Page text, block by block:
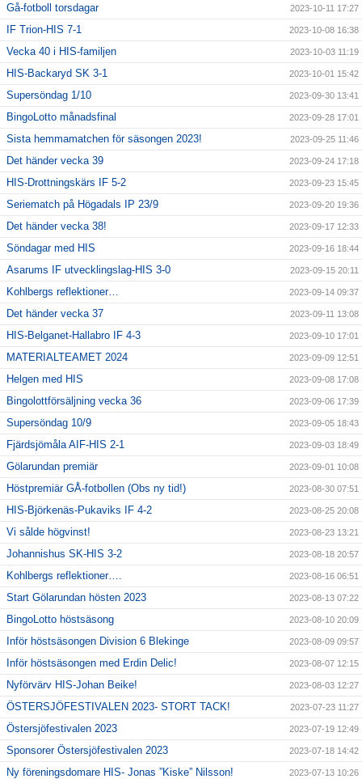
Gå-fotboll torsdagar 2023-10-11 17:27
IF Trion-HIS 7-1 2023-10-08 16:38
Vecka 40 i HIS-familjen 2023-10-03 11:19
HIS-Backaryd SK 3-1 2023-10-01 15:42
Supersöndag 1/10 2023-09-30 13:41
BingoLotto månadsfinal 2023-09-28 17:01
Sista hemmamatchen för säsongen 2023! 2023-09-25 11:46
Det händer vecka 39 2023-09-24 17:18
HIS-Drottningskärs IF 5-2 2023-09-23 15:45
Seriematch på Högadals IP 23/9 2023-09-20 19:36
Det händer vecka 38! 2023-09-17 12:33
Söndagar med HIS 2023-09-16 18:44
Asarums IF utvecklingslag-HIS 3-0 2023-09-15 20:11
Kohlbergs reflektioner… 2023-09-14 09:37
Det händer vecka 37 2023-09-11 13:08
HIS-Belganet-Hallabro IF 4-3 2023-09-10 17:01
MATERIALTEAMET 2024 2023-09-09 12:51
Helgen med HIS 2023-09-08 17:08
Bingolottförsäljning vecka 36 2023-09-06 17:39
Supersöndag 10/9 2023-09-05 18:43
Fjärdsjömåla AIF-HIS 2-1 2023-09-03 18:49
Gölarundan premiär 2023-09-01 10:08
Höstpremiär GÅ-fotbollen (Obs ny tid!) 2023-08-30 07:51
HIS-Björkenäs-Pukaviks IF 4-2 2023-08-25 20:08
Vi sålde högvinst! 2023-08-23 13:21
Johannishus SK-HIS 3-2 2023-08-18 20:57
Kohlbergs reflektioner…. 2023-08-16 06:51
Start Gölarundan hösten 2023 2023-08-13 07:22
BingoLotto höstsäsong 2023-08-10 20:09
Inför höstsäsongen Division 6 Blekinge 2023-08-09 09:57
Inför höstsäsongen med Erdin Delic! 2023-08-07 12:15
Nyförvärv HIS-Johan Beike! 2023-08-03 12:27
ÖSTERSJÖFESTIVALEN 2023- STORT TACK! 2023-07-23 11:27
Östersjöfestivalen 2023 2023-07-19 12:49
Sponsorer Östersjöfestivalen 2023 2023-07-18 14:42
Ny föreningsdomare HIS- Jonas ”Kiske” Nilsson! 2023-07-13 10:26